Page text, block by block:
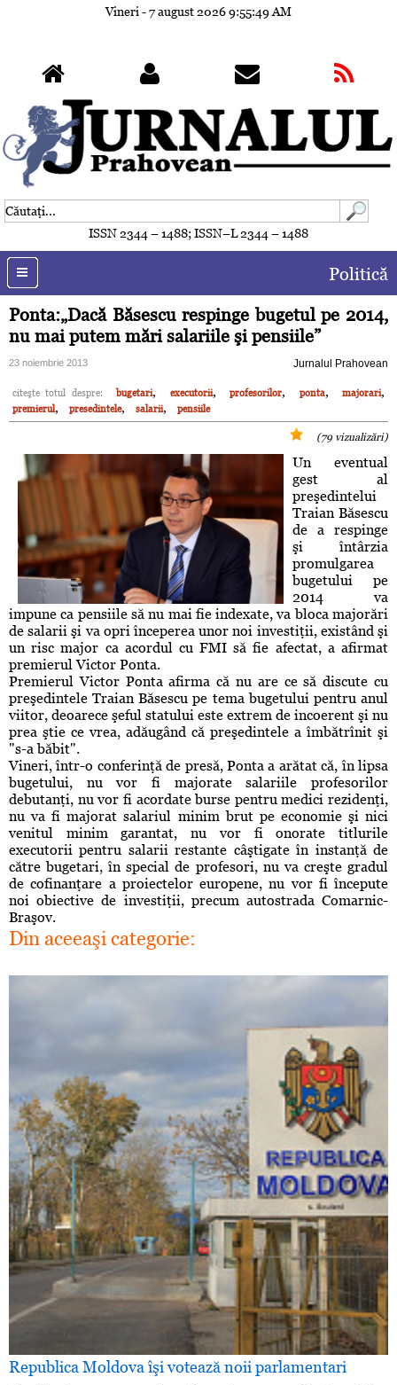
Vineri - 7 august 20269:55:51 AM
ISSN 2344 – 1488; ISSN–L 2344 – 1488
Politică
Ponta:„Dacă Băsescu respinge bugetul pe 2014,
nu mai putem mări salariile şi pensiile”
23 noiembrie 2013 Jurnalul Prahovean
citeşte totul despre: bugetari, executorii, profesorilor, ponta, majorari,
premierul, presedintele, salarii, pensiile
(79 vizualizări)
Un eventual
gest al
preşedintelui
Traian Băsescu
de a respinge
şi întârzia
promulgarea
bugetului pe
2014 va
impune ca pensiile să nu mai fie indexate, va bloca majorări
de salarii şi va opri începerea unor noi investiţii, existând şi
un risc major ca acordul cu FMI să fie afectat, a afirmat
premierul Victor Ponta.
Premierul Victor Ponta afirma că nu are ce să discute cu
preşedintele Traian Băsescu pe tema bugetului pentru anul
viitor, deoarece şeful statului este extrem de incoerent şi nu
prea ştie ce vrea, adăugând că preşedintele a îmbătrînit şi
"s-a băbit".
Vineri, într-o conferinţă de presă, Ponta a arătat că, în lipsa
bugetului, nu vor fi majorate salariile profesorilor
debutanţi, nu vor fi acordate burse pentru medici rezidenţi,
nu va fi majorat salariul minim brut pe economie şi nici
venitul minim garantat, nu vor fi onorate titlurile
executorii pentru salarii restante câştigate în instanţă de
către bugetari, în special de profesori, nu va creşte gradul
de cofinanţare a proiectelor europene, nu vor fi începute
noi obiective de investiţii, precum autostrada Comarnic-
Braşov.
Din aceeaşi categorie:
Republica Moldova îşi votează noii parlamentari